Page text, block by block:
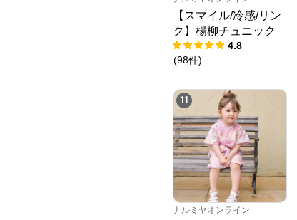
【スマイル/冷感/リン
ク】楊柳チュニック
4.8
(98件)
11
ナルミヤオンライン